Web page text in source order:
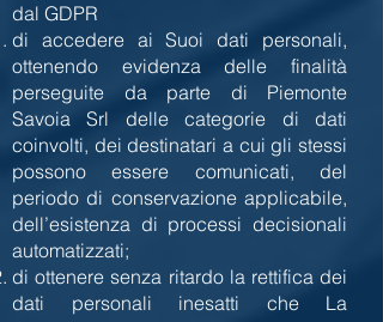
dal GDPR
di accedere ai Suoi dati personali,
ottenendo evidenza delle finalità
perseguite da parte di Piemonte
Savoia Srl delle categorie di dati
coinvolti, dei destinatari a cui gli stessi
possono essere comunicati, del
periodo di conservazione applicabile,
dell’esistenza di processi decisionali
automatizzati;
di ottenere senza ritardo la rettifica dei
dati personali inesatti che La